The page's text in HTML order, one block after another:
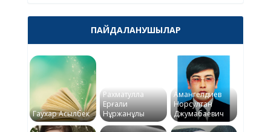
ПАЙДАЛАНУШЫЛАР
Гаухар Асылбек
Рахматулла
Ерғали
Нұржанұлы
Амангелдиев
Норсултан
Джумабаевич